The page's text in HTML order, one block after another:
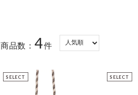
商品数： 4件
SELECT SELECT